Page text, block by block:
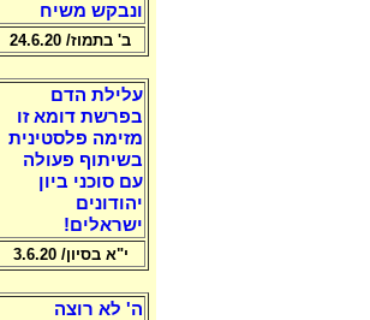
ונבקש משיח
ב' בתמוז/ 24.6.20
עלילת הדם
בפרשת דומא זו
מזימה פלסטינית
בשיתוף פעולה
עם סוכני ביון
יהודונים
ישראלים!
י"א בסיון/ 3.6.20
ה' לא רוצה